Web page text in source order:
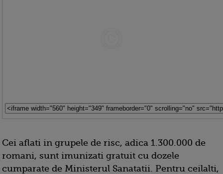
Cei aflati in grupele de risc, adica 1.300.000 de
romani, sunt imunizati gratuit cu dozele
cumparate de Ministerul Sanatatii. Pentru ceilalti,